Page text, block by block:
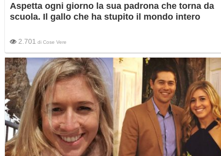
Aspetta ogni giorno la sua padrona che torna da
scuola. Il gallo che ha stupito il mondo intero
2.701 di Cose Vere